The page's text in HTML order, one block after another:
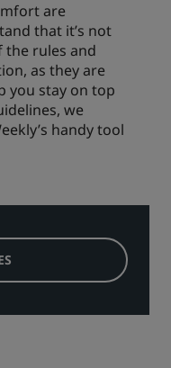
are
that it’s not
the rules and
as they are
you stay on top
we
handy tool